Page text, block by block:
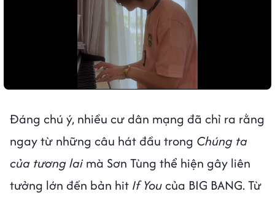
Đáng chú ý, nhiều cư dân mạng đã chỉ ra rằng
ngay từ những câu hát đầu trong Chúng ta
của tương laimà Sơn Tùng thể hiện gây liên
tưởng lớn đến bản hit If Youcủa BIG BANG. Từ